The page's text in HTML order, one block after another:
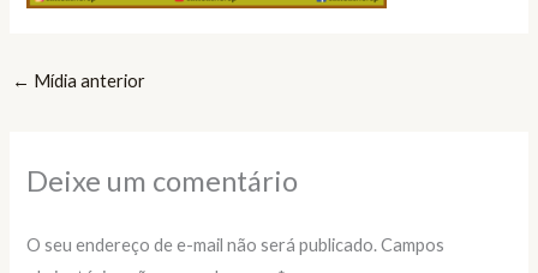
← Mídia anterior
Deixe um comentário
O seu endereço de e-mail não será publicado. Campos